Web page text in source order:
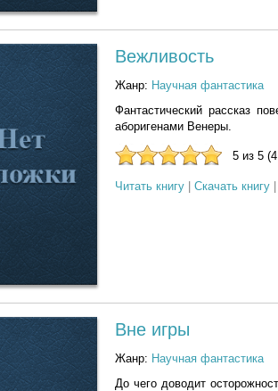
Вежливость
Жанр: Научная фантастика
Фантастический рассказ
аборигенами Венеры.
5 из 5
Читать книгу Скачать книгу
Вне игры
Жанр: Научная фантастика
До чего доводит